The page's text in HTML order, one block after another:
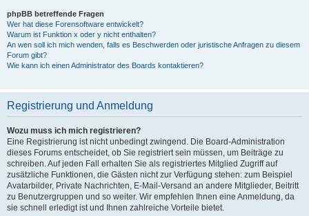
phpBB betreffende Fragen
Wer hat diese Forensoftware entwickelt?
Warum ist Funktion x oder y nicht enthalten?
An wen soll ich mich wenden, falls es Beschwerden oder juristische Anfragen zu diesem
Forum gibt?
Wie kann ich einen Administrator des Boards kontaktieren?
Registrierung und Anmeldung
Wozu muss ich mich registrieren?
Eine Registrierung ist nicht unbedingt zwingend. Die Board-Administration
dieses Forums entscheidet, ob Sie registriert sein müssen, um Beiträge zu
schreiben. Auf jeden Fall erhalten Sie als registriertes Mitglied Zugriff auf
zusätzliche Funktionen, die Gästen nicht zur Verfügung stehen: zum Beispiel
Avatarbilder, Private Nachrichten, E-Mail-Versand an andere Mitglieder, Beitritt
zu Benutzergruppen und so weiter. Wir empfehlen Ihnen eine Anmeldung, da
sie schnell erledigt ist und Ihnen zahlreiche Vorteile bietet.